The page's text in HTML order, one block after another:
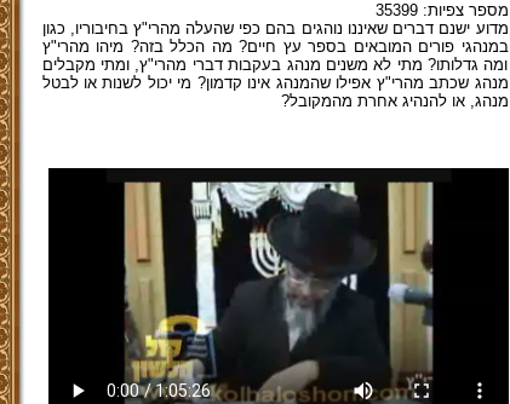
מספר צפיות: 35399
מדוע ישנם דברים שאיננו נוהגים בהם כפי שהעלה מהרי"ץ בחיבוריו, כגון
במנהגי פורים המובאים בספר עץ חיים? מה הכלל בזה? מיהו מהרי"ץ
ומה גדלותו? מתי לא משנים מנהג בעקבות דברי מהרי"ץ, ומתי מקבלים
מנהג שכתב מהרי"ץ אפילו שהמנהג אינו קדמון? מי יכול לשנות או לבטל
מנהג, או להנהיג אחרת מהמקובל?